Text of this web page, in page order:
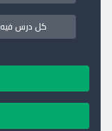
كل درس فيه 5 اختبارات تفاعلية لتحسين اللفظ والنطق